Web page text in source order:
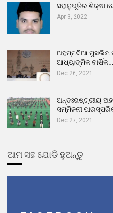
ସହାନୁଭୂତିର ଶିକ୍ଷା
Apr 3, 2022
ଅହମ୍ମଦିଆ ମୁସଲିମ
ଆଧ୍ୟାତ୍ମିକ ବାର୍ଷିକ…
Dec 26, 2021
ଅନ୍ତଃରାଷ୍ଟ୍ରୀୟ
ସମ୍ମିଳନୀ
Dec 27, 2021
ଆମ ସହ ଯୋଡି ହୁଅନ୍ତୁ